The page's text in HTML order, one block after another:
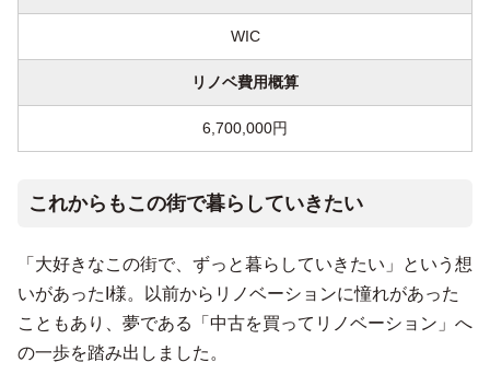
WIC
リノベ費用概算
6,700,000円
これからもこの街で暮らしていきたい
「大好きなこの街で、ずっと暮らしていきたい」という想
いがあったI様。以前からリノベーションに憧れがあった
こともあり、夢である「中古を買ってリノベーション」へ
の一歩を踏み出しました。